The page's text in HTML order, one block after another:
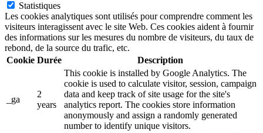
Statistiques
Les cookies analytiques sont utilisés pour comprendre comment les
visiteurs interagissent avec le site Web. Ces cookies aident à fournir
des informations sur les mesures du nombre de visiteurs, du taux de
rebond, de la source du trafic, etc.
Cookie Durée Description
_ga
2
years
This cookie is installed by Google Analytics. The
cookie is used to calculate visitor, session, campaign
data and keep track of site usage for the site's
analytics report. The cookies store information
anonymously and assign a randomly generated
number to identify unique visitors.